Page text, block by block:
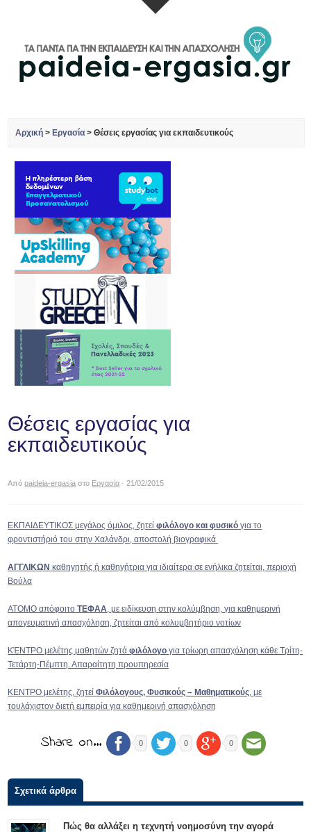
Αρχική > Εργασία >Θέσεις εργασίας για εκπαιδευτικούς
Θέσεις εργασίας για
εκπαιδευτικούς
Απόpaideia-ergasia στο Εργασία · 21/02/2015
ΕΚΠΑΙΔΕΥΤΙΚΟΣ μεγάλος όμιλος, ζητείφιλόλογο και φυσικό για το
φροντιστήριό του στην Χαλάνδρι, αποστολή βιογραφικά
ΑΓΓΛΙΚΩΝ καθηγητής ή καθηγήτρια για ιδιαίτερα σε ενήλικα ζητείται, περιοχή
Βούλα
ΑΤΟΜΟ απόφοιτοΤΕΦΑΑ, με ειδίκευση στην κολύμβηση, για καθημερινή
απογευματινή απασχόληση, ζητείται από κολυμβητήριο νοτίων
ΚΈΝΤΡΟ μελέτης μαθητών ζητάφιλόλογο για τρίωρη απασχόληση κάθε Τρίτη-
Τετάρτη-Πέμπτη. Απαραίτητη προυπηρεσία
ΚΕΝΤΡΟ μελέτης, ζητείΦιλόλογους, Φυσικούς – Μαθηματικούς, με
τουλάχιστον διετή εμπειρία για καθημερινή απασχόληση
Share on… 0 0 0
Σχετικά άρθρα
Πώς θα αλλάξει η τεχνητή νοημοσύνη την αγορά